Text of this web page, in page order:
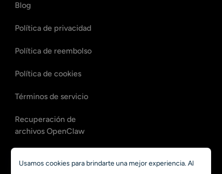
Blog
Política de privacidad
Política de reembolso
Política de cookies
Términos de servicio
Recuperación de
archivos OpenClaw
correos de OpenClaw
Usamos cookies para brindarte una mejor experiencia. Al